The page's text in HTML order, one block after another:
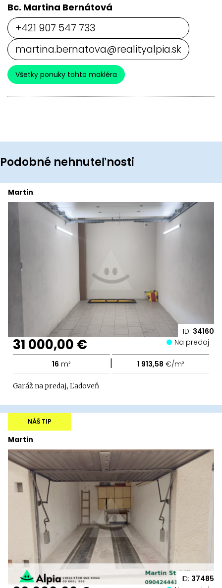
Bc. Martina Bernátová
+421 907 547 733
martina.bernatova@realityalpia.sk
Všetky ponuky tohto makléra
Podobné nehnuteľnosti
ID: 34160
Martin
31 000,00 € Na predaj
16 m² | 1 913,58 €/m²
Garáž na predaj, Ľadoveň
ID: 37485
Martin
NÁŠ TIP